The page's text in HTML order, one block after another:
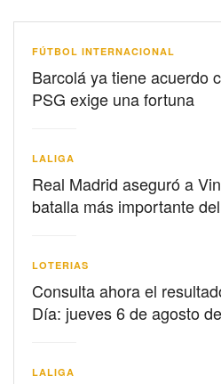
FÚTBOL INTERNACIONAL
Barcolá ya tiene acuerdo
PSG exige una fortuna
LALIGA
Real Madrid aseguró a
batalla más importante
LOTERIAS
Consulta ahora el
Día: jueves 6 de agosto
LALIGA